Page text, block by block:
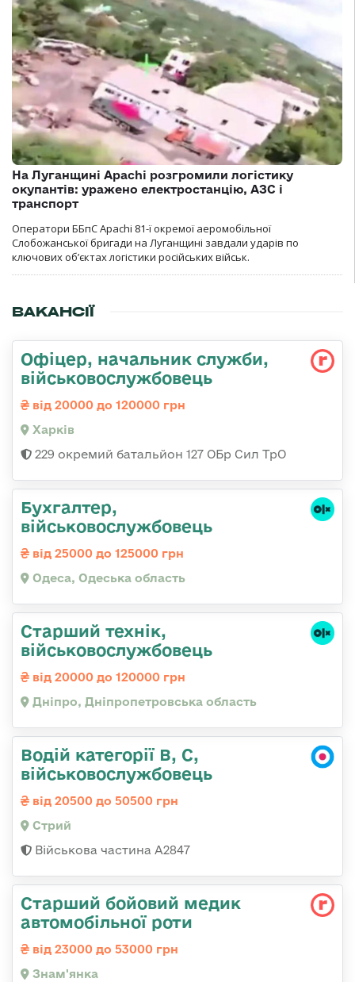
На Луганщині Apachi розгромили логістику
окупантів: уражено електростанцію, АЗС і
транспорт
Оператори ББпС Apachi 81-ї окремої аеромобільної
Слобожанської бригади на Луганщині завдали ударів по
ключових об’єктах логістики російських військ.
ВАКАНСІЇ
Офіцер, начальник служби,
військовослужбовець
від 20000 до 120000 грн
Харків
229 окремий батальйон 127 ОБр Сил ТрО
Бухгалтер,
військовослужбовець
від 25000 до 125000 грн
Одеса, Одеська область
Старший технік,
військовослужбовець
від 20000 до 120000 грн
Дніпро, Дніпропетровська область
Водій категорії B, C,
військовослужбовець
від 20500 до 50500 грн
Стрий
Військова частина А2847
Старший бойовий медик
автомобільної роти
від 23000 до 53000 грн
Знам'янка